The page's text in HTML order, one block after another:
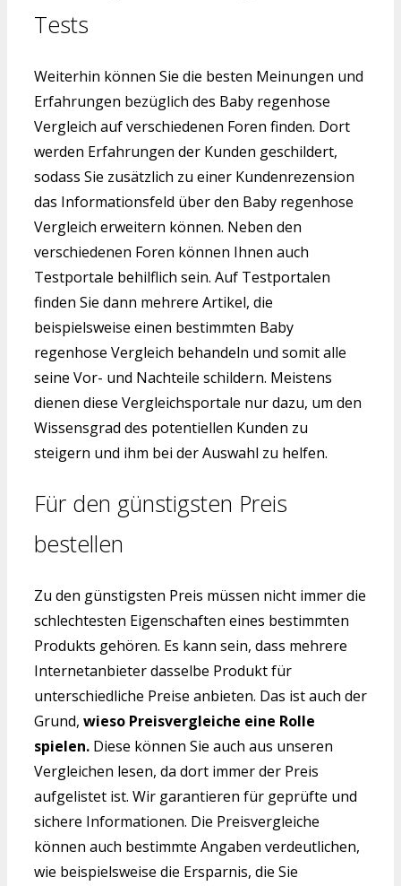
Tests
Weiterhin können Sie die besten Meinungen und
Erfahrungen bezüglich des Baby regenhose
Vergleich auf verschiedenen Foren finden. Dort
werden Erfahrungen der Kunden geschildert,
sodass Sie zusätzlich zu einer Kundenrezension
das Informationsfeld über den Baby regenhose
Vergleich erweitern können. Neben den
verschiedenen Foren können Ihnen auch
Testportale behilflich sein. Auf Testportalen
finden Sie dann mehrere Artikel, die
beispielsweise einen bestimmten Baby
regenhose Vergleich behandeln und somit alle
seine Vor- und Nachteile schildern. Meistens
dienen diese Vergleichsportale nur dazu, um den
Wissensgrad des potentiellen Kunden zu
steigern und ihm bei der Auswahl zu helfen.
Für den günstigsten Preis
bestellen
Zu den günstigsten Preis müssen nicht immer die
schlechtesten Eigenschaften eines bestimmten
Produkts gehören. Es kann sein, dass mehrere
Internetanbieter dasselbe Produkt für
unterschiedliche Preise anbieten. Das ist auch der
Grund, wieso Preisvergleiche eine Rolle
spielen. Diese können Sie auch aus unseren
Vergleichen lesen, da dort immer der Preis
aufgelistet ist. Wir garantieren für geprüfte und
sichere Informationen. Die Preisvergleiche
können auch bestimmte Angaben verdeutlichen,
wie beispielsweise die Ersparnis, die Sie